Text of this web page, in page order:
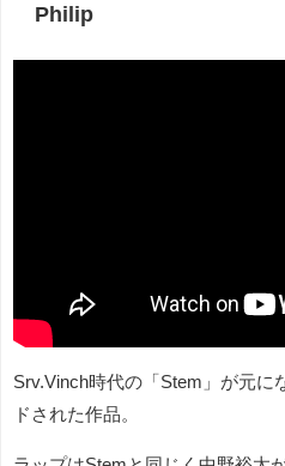
Philip
Srv.Vinch時代の「Stem」が元に
ドされた作品。